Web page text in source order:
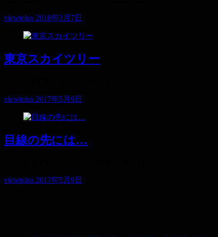
viewtolus 2018年3月7日
東京スカイツリー
viewtolus 2017年5月9日
目線の先には…
viewtolus 2017年5月9日